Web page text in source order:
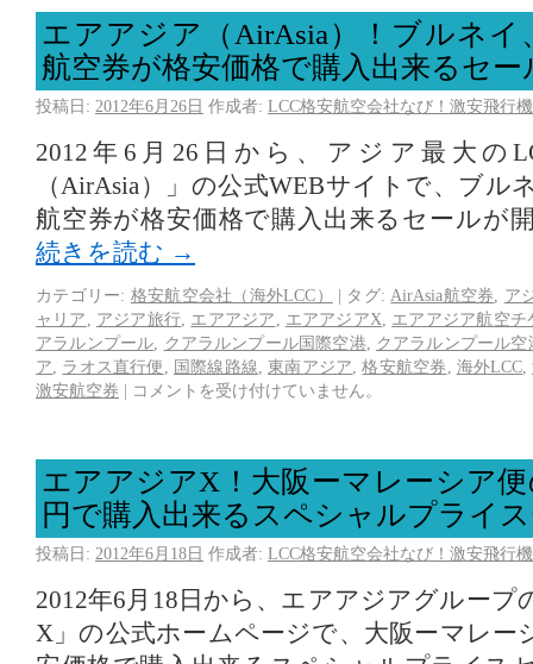
エアアジア（AirAsia）！ブルネ
航空券が格安価格で購入出来るセー
投稿日: 2012年6月26日 作成者: LCC格安航空会社なび！激安飛行
2012年6月26日から、アジア最大の
（AirAsia）」の公式WEBサイトで、ブル
航空券が格安価格で購入出来るセールが
続きを読む →
カテゴリー: 格安航空会社（海外LCC） | タグ: AirAsia航空券
ア
ャリア
アジア旅行 エアアジア エアアジアX
エアアジア航空チ
アラルンプール
クアラルンプール国際空港
クアラルンプール空
ア
ラオス直行便 国際線路線 ,東南アジア ,格安航空券 海外LCC ,
激安航空券 | コメントを受け付けていません。
エアアジアX！大阪ーマレーシア
円で購入出来るスペシャルプライ
投稿日: 2012年6月18日 作成者: LCC格安航空会社なび！激安飛行
2012年6月18日から、エアアジアグループ
X」の公式ホームページで、大阪ーマレー